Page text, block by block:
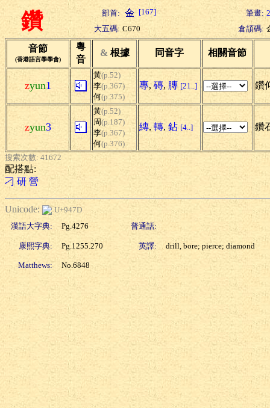
鑽 部首: [167] 筆畫:
大五碼: C670 倉頡碼:
音節
(香港語言學學會)
粵
音
& 根據 同音字 相關音節
zyun1
黃(p.52)
李(p.367)
何(p.375)
專, 磚, 膞 [21..] 鑽
zyun3
黃(p.52)
周(p.187)
李(p.367)
何(p.376)
縳, 轉, 鉆 [4..] 鑽
搜索次數: 41672
配搭點:
刁 研 營
Unicode:
U+947D
漢語大字典:
Pg.4276 普通話:
康熙字典: Pg.1255.270 英譯: drill, bore; pierce; diamond
Matthews: No.6848